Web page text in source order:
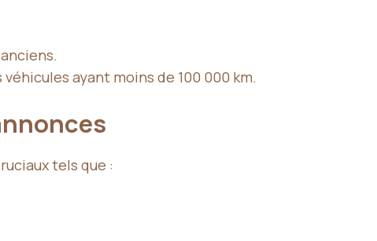
ayant moins de 100 000 km.
tels que :